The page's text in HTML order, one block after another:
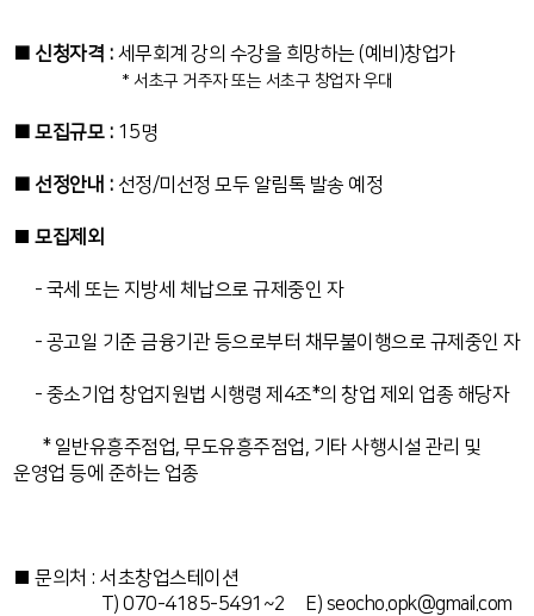
■ 신청자격 : 세무회계 강의 수강을 희망하는 (예비)창업가
* 서초구 거주자 또는 서초구 창업자 우대
■ 모집규모 : 15명
■ 선정안내 : 선정/미선정 모두 알림톡 발송 예정
■ 모집제외
- 국세 또는 지방세 체납으로 규제중인 자
- 공고일 기준 금융기관 등으로부터 채무불이행으로 규제중인 자
- 중소기업 창업지원법 시행령 제4조*의 창업 제외 업종 해당자
* 일반유흥주점업, 무도유흥주점업, 기타 사행시설 관리 및
운영업 등에 준하는 업종
■ 문의처 : 서초창업스테이션
T) 070-4185-5491~2 E) seocho.opk@gmail.com